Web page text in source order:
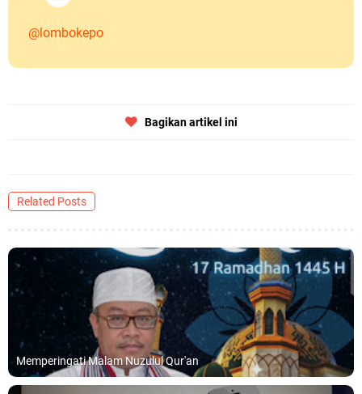
@lombokepo
Bagikan artikel ini
Related Posts
Memperingati Malam Nuzulul Qur'an